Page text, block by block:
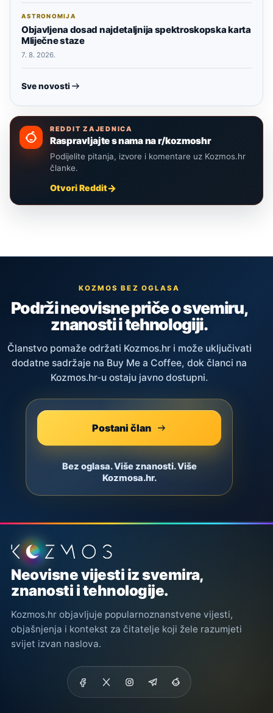
ASTRONOMIJA
Objavljena dosad najdetaljnija spektroskopska karta
Mliječne staze
7. 8. 2026.
Sve novosti
REDDIT ZAJEDNICA
Raspravljajte s nama na r/kozmoshr
Podijelite pitanja, izvore i komentare uz Kozmos.hr
članke.
Otvori Reddit
KOZMOS BEZ OGLASA
Podrži neovisne priče o svemiru,
znanosti i tehnologiji.
Članstvo pomaže održati Kozmos.hr i može uključivati
dodatne sadržaje na Buy Me a Coffee, dok članci na
Kozmos.hr-u ostaju javno dostupni.
Postani član
Bez oglasa. Više znanosti. Više
Kozmosa.hr.
Podnožje stranice
Neovisne vijesti iz svemira,
znanosti i tehnologije.
Kozmos.hr objavljuje popularnoznanstvene vijesti,
objašnjenja i kontekst za čitatelje koji žele razumjeti
svijet izvan naslova.